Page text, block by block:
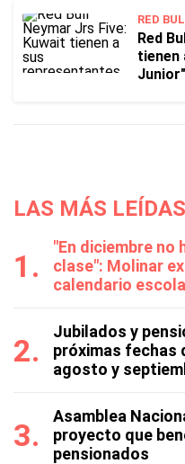
RED
Red
tienen
Junior"
LAS MÁS LEÍDAS
"En diciembre no
clase": Molinar
calendario
Jubilados y
próximas fechas
agosto y
Asamblea
proyecto que
pensionados